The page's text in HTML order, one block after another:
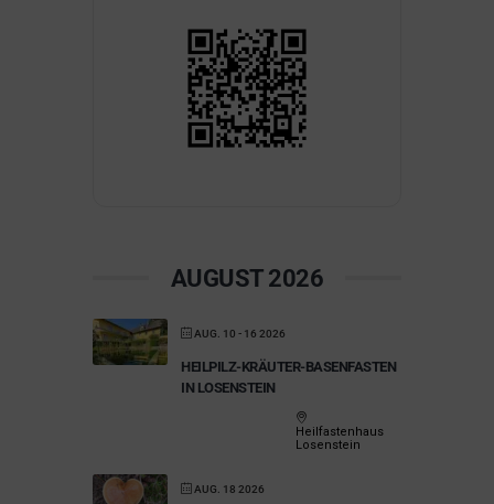
AUGUST 2026
AUG. 10 - 16 2026
HEILPILZ-KRÄUTER-BASENFASTEN
IN LOSENSTEIN
Heilfastenhaus
Losenstein
AUG. 18 2026